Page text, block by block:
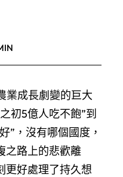
業成長劇變的巨大
初5億人吃不飽”到
”，沒有哪個國度，
之路上的悲歡離
更好處理了持久想